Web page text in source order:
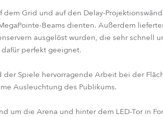
dem Grid und auf den Delay-
Beams dienten. Außerdem
ausgelöst wurden, die sehr schnell
perfekt geeignet.
der Spiele hervorragende Arbeit bei der
Ausleuchtung des Publikums.
um die Arena und hinter dem LED-Tor in